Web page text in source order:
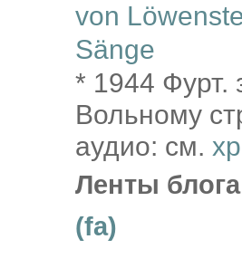
von
Sänge
* 1944 Фурт.
Вольному
аудио: см.
Ленты
(fa)